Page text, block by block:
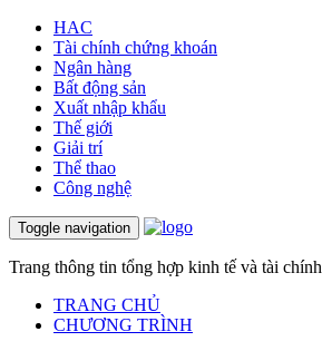
HAC
Tài chính chứng khoán
Ngân hàng
Bất động sản
Xuất nhập khẩu
Thế giới
Giải trí
Thể thao
Công nghệ
Toggle navigation
Trang thông tin tổng hợp kinh tế và tài chính
TRANG CHỦ
CHƯƠNG TRÌNH